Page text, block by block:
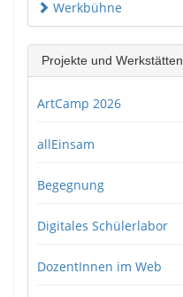
Werkbühne
Projekte und Werkstätten
ArtCamp 2026
allEinsam
Begegnung
Digitales Schülerlabor
DozentInnen im Web